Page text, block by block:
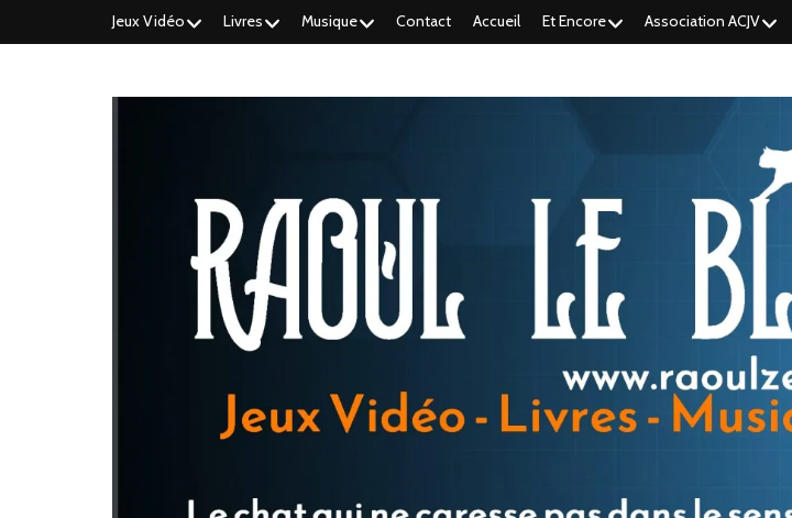
Jeux Vidéo Livres Musique Contact Accueil Et Encore Association ACJV